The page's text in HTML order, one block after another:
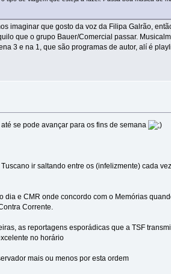
imaginar que gosto da voz da Filipa Galrão,
que o grupo Bauer/Comercial passar.
3 e na 1, que são programas de autor, alí é
se pode avançar para os fins de semana
ir saltando entre os (infelizmente) cada
e CMR onde concordo com o Memórias
Corrente.
as reportagens esporádicas que a TSF
no horário
mais ou menos por esta ordem